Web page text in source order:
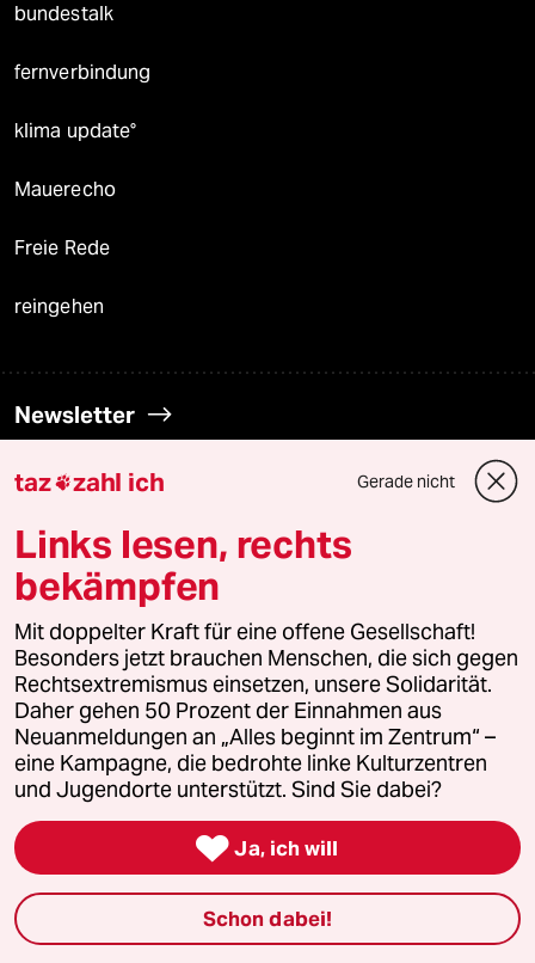
bundestalk
fernverbindung
klima update°
Mauerecho
Freie Rede
reingehen
Newsletter
team zukunft
taz frisch
taz zahl ich
taz lab Infobrief
Veranstaltungen
Demnächst
Vor Ort
taz zahl ich Gerade nicht
Links lesen, rechts
bekämpfen
Mit doppelter Kraft für eine offene Gesellschaft!
Besonders jetzt brauchen Menschen, die sich gegen
Rechtsextremismus einsetzen, unsere Solidarität.
Daher gehen 50 Prozent der Einnahmen aus
Neuanmeldungen an „Alles beginnt im Zentrum“ –
eine Kampagne, die bedrohte linke Kulturzentren
und Jugendorte unterstützt. Sind Sie dabei?
 Ja, ich will
Schon dabei!